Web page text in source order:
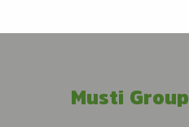
Musti Group